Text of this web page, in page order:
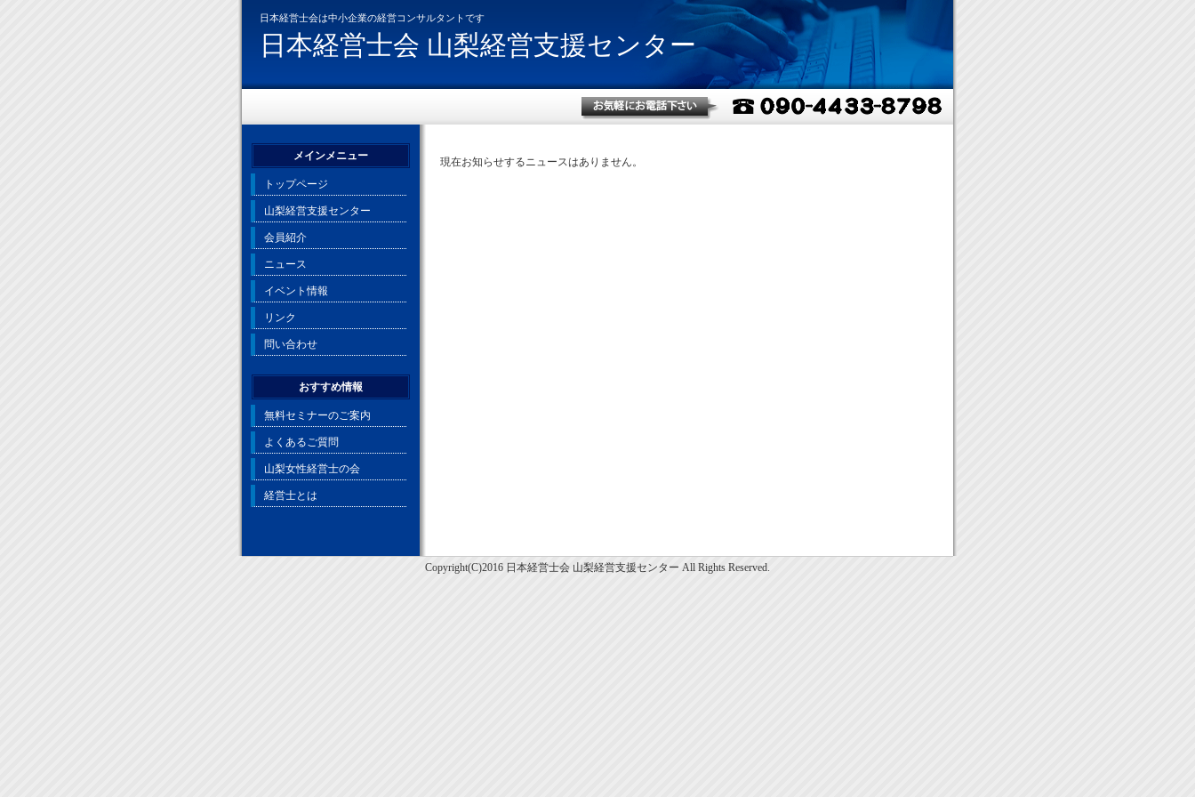
日本経営士会は中小企業の経営コンサルタントです
日本経営士会 山梨経営支援センター
現在お知らせするニュースはありません。
メインメニュー
トップページ
山梨経営支援センター
会員紹介
ニュース
イベント情報
リンク
問い合わせ
おすすめ情報
無料セミナーのご案内
よくあるご質問
山梨女性経営士の会
経営士とは
Copyright(C)2016 日本経営士会 山梨経営支援センター All Rights Reserved.